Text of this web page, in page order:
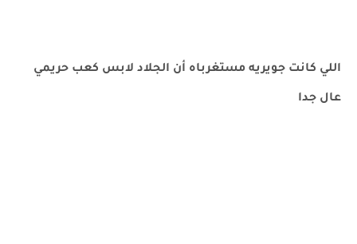
اللي كانت جويريه مستغرباه أن الجلاد لابس كعب حريمي
عال جدا